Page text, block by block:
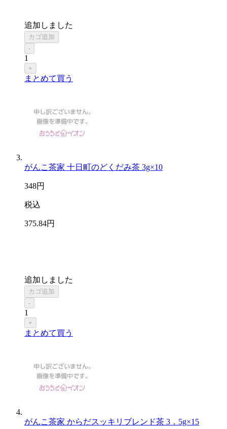
追加しました
カゴ追加
-
1
+
まとめて買う
がんこ茶家 十日町のどくだみ茶 3g×10
348円
税込
375.84円
追加しました
カゴ追加
-
1
+
まとめて買う
がんこ茶家 からだスッキリブレンド茶 3．5g×15